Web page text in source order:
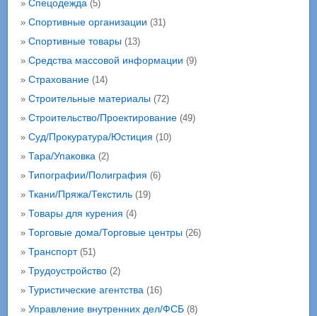
» Спецодежда(5)
» Спортивные организации (31)
» Спортивные товары(13)
» Средства массовой информации (9)
» Страхование(14)
» Строительные материалы(72)
» Строительство/Проектирование(49)
» Суд/Прокуратура/Юстиция (10)
» Тара/Упаковка(2)
» Типографии/Полиграфия (6)
» Ткани/Пряжа/Текстиль(19)
» Товары для курения (4)
» Торговые дома/Торговые центры(26)
» Транспорт(51)
» Трудоустройство(2)
» Туристические агентства(16)
» Управление внутренних дел/ФСБ(8)